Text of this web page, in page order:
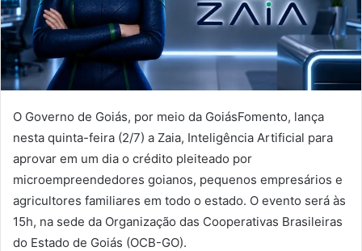
O Governo de Goiás, por meio da GoiásFomento, lança
nesta quinta-feira (2/7) a Zaia, Inteligência Artificial para
aprovar em um dia o crédito pleiteado por
microempreendedores goianos, pequenos empresários e
agricultores familiares em todo o estado. O evento será às
15h, na sede da Organização das Cooperativas Brasileiras
do Estado de Goiás (OCB-GO).